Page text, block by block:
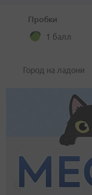
Пробки
1 балл
Город на ладони